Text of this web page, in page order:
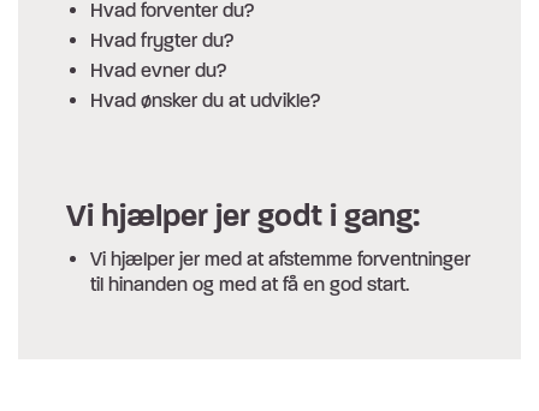
Hvad forventer du?
Hvad frygter du?
Hvad evner du?
Hvad ønsker du at udvikle?
Vi hjælper jer godt i gang:
Vi hjælper jer med at afstemme forventninger
til hinanden og med at få en god start.